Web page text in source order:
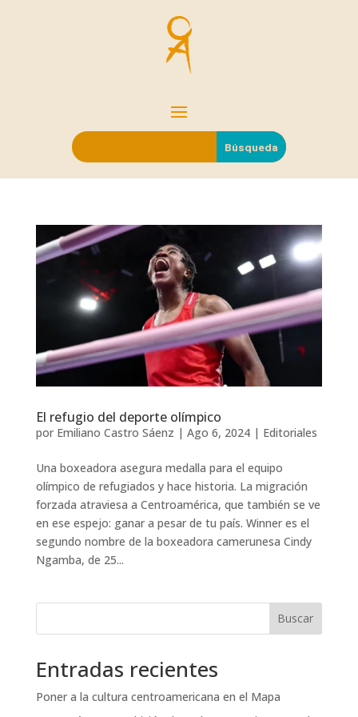
El refugio del deporte olímpico
por Emiliano Castro Sáenz | Ago 6, 2024| Editoriales
Una boxeadora asegura medalla para el equipo
olímpico de refugiados y hace historia. La migración
forzada atraviesa a Centroamérica, que también se ve
en ese espejo: ganar a pesar de tu país. Winner es el
segundo nombre de la boxeadora camerunesa Cindy
Ngamba, de 25...
Buscar
Entradas recientes
Poner a la cultura centroamericana en el Mapa